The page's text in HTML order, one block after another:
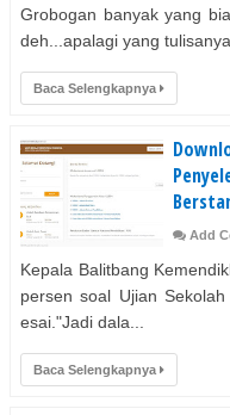
Grobogan banyak yang
deh...apalagi yang
Baca Selengkapnya
Add
Kepala Balitbang
persen soal Ujian
esai."Jadi dala...
Baca Selengkapnya